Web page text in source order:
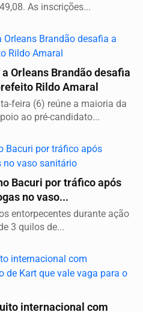
As inscrições...
Orleans Brandão desafia
Rildo Amaral
feira (6) reúne a maioria da
ao pré-candidato...
Bacuri por tráfico após
no vaso...
entorpecentes durante ação
3 quilos de...
internacional com